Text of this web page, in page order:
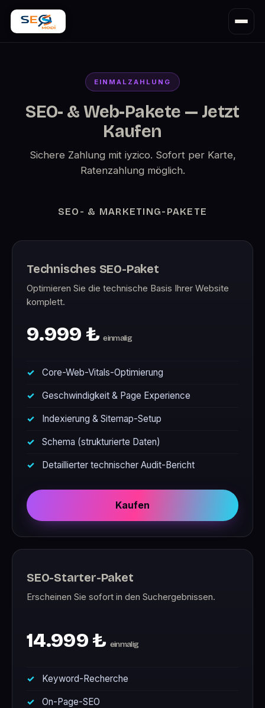
EINMALZAHLUNG
SEO- & Web-Pakete — Jetzt
Kaufen
Sichere Zahlung mit iyzico. Sofort per Karte,
Ratenzahlung möglich.
SEO- & MARKETING-PAKETE
Technisches SEO-Paket
Optimieren Sie die technische Basis Ihrer Website
komplett.
9.999 ₺ einmalig
Core-Web-Vitals-Optimierung
Geschwindigkeit & Page Experience
Indexierung & Sitemap-Setup
Schema (strukturierte Daten)
Detaillierter technischer Audit-Bericht
Kaufen
SEO-Starter-Paket
Erscheinen Sie sofort in den Suchergebnissen.
14.999 ₺ einmalig
Keyword-Recherche
On-Page-SEO